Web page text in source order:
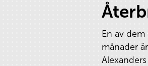
En av
månader